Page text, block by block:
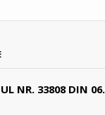
NR. 33808 DIN